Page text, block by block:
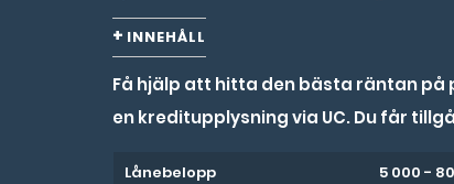
INNEHÅLL
Få hjälp att hitta den bästa räntan på
en kreditupplysning via UC. Du får
Lånebelopp 5 000 -